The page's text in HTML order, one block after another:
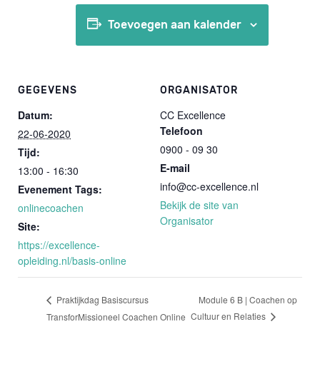
Toevoegen aan kalender
GEGEVENS
Datum:
22-06-2020
Tijd:
13:00 - 16:30
Evenement Tags:
onlinecoachen
Site:
https://excellence-
opleiding.nl/basis-online
ORGANISATOR
CC Excellence
Telefoon
0900 - 09 30
E-mail
info@cc-excellence.nl
Bekijk de site van
Organisator
Praktijkdag Basiscursus
TransforMissioneel Coachen Online
Module 6 B | Coachen op
Cultuur en Relaties